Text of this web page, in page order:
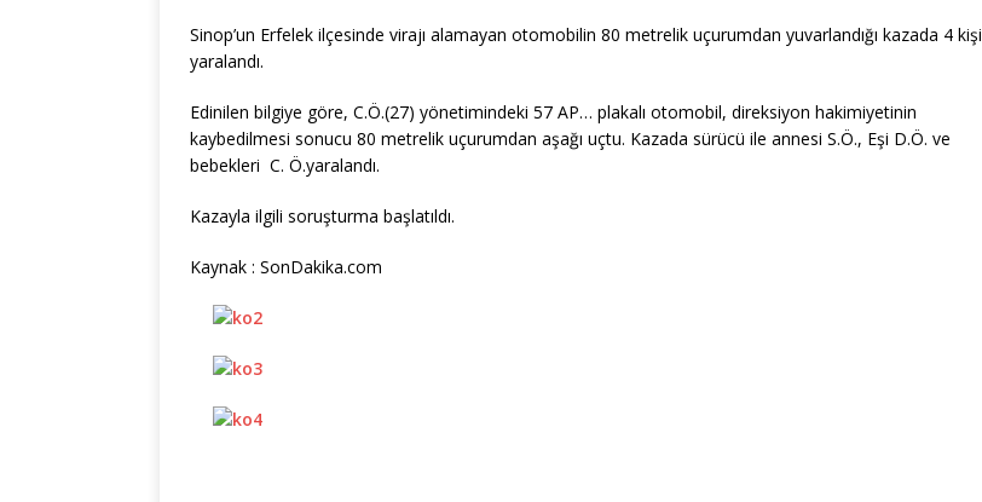
Sinop’un Erfelek ilçesinde virajı alamayan otomobilin 80 metrelik uçurumdan yuvarlandığı kazada 4 kişi
yaralandı.
Edinilen bilgiye göre, C.Ö.(27) yönetimindeki 57 AP… plakalı otomobil, direksiyon hakimiyetinin
kaybedilmesi sonucu 80 metrelik uçurumdan aşağı uçtu. Kazada sürücü ile annesi S.Ö., Eşi D.Ö. ve
bebekleri C. Ö.yaralandı.
Kazayla ilgili soruşturma başlatıldı.
Kaynak : SonDakika.com